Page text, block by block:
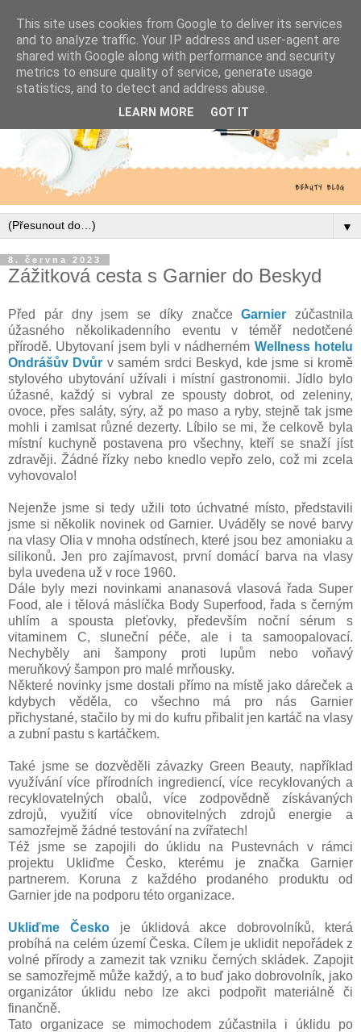
▼
8. června 2023
Zážitková cesta s Garnier do Beskyd
Před pár dny jsem se díky značceGarnier zúčastnila
úžasného několikadenního eventu v téměř nedotčené
přírodě. Ubytovaní jsem byli v nádherném Wellness hotelu
Ondrášův Dvůr v samém srdci Beskyd, kde jsme si kromě
stylového ubytování užívali i místní gastronomii. Jídlo bylo
úžasné, každý si vybral ze spousty dobrot, od zeleniny,
ovoce, přes saláty, sýry, až po maso a ryby, stejně tak jsme
mohli i zamlsat různé dezerty. Líbilo se mi, že celkově byla
místní kuchyně postavena pro všechny, kteří se snaží jíst
zdravěji. Žádné řízky nebo knedlo vepřo zelo, což mi zcela
vyhovovalo!
Nejenže jsme si tedy užili toto úchvatné místo, představili
jsme si několik novinek od Garnier. Uváděly se nové barvy
na vlasy Olia v mnoha odstínech, které jsou bez amoniaku a
silikonů. Jen pro zajímavost, první domácí barva na vlasy
byla uvedena už v roce 1960.
Dále byly mezi novinkami ananasová vlasová řada Super
Food, ale i tělová máslíčka Body Superfood, řada s černým
uhlím a spousta pleťovky, především noční sérum s
vitaminem C, sluneční péče, ale i ta samoopalovací.
Nechyběly ani šampony proti lupům nebo voňavý
meruňkový šampon pro malé mrňousky.
Některé novinky jsme dostali přímo na místě jako dáreček a
kdybych věděla, co všechno má pro nás Garnier
přichystané, stačilo by mi do kufru přibalit jen kartáč na vlasy
a zubní pastu s kartáčkem.
Také jsme se dozvěděli závazky Green Beauty, například
využívání více přírodních ingrediencí, více recyklovaných a
recyklovatelných obalů, více zodpovědně získávaných
zdrojů, využití více obnovitelných zdrojů energie a
samozřejmě žádné testování na zvířatech!
Též jsme se zapojili do úklidu na Pustevnách v rámci
projektu Ukliďme Česko, kterému je značka Garnier
partnerem. Koruna z každého prodaného produktu od
Garnier jde na podporu této organizace.
Ukliďme Českoje úklidová akce dobrovolníků, která
probíhá na celém území Česka. Cílem je uklidit nepořádek z
volné přírody a zamezit tak vzniku černých skládek. Zapojit
se samozřejmě může každý, a to buď jako dobrovolník, jako
organizátor úklidu nebo lze akci podpořit materiálně či
finančně.
Tato organizace se mimochodem zúčastnila i úklidu po
This site uses cookies from Google to deliver its services
and to analyze traffic. Your IP address and user-agent are
shared with Google along with performance and security
metrics to ensure quality of service, generate usage
statistics, and to detect and address abuse.
LEARN MORE GOT IT